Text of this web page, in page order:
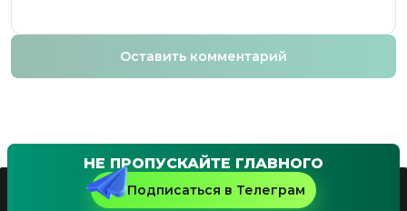
Оставить комментарий
НЕ ПРОПУСКАЙТЕ ГЛАВНОГО
Подписаться в Телеграм